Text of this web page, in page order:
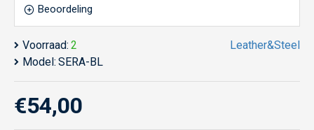
Beoordeling
Voorraad: 2
Model: SERA-BL
Leather&Steel
€54,00